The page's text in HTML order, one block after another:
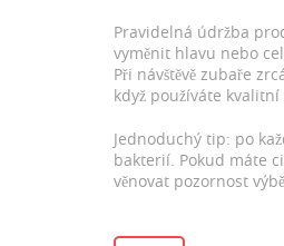
Pravidelná údržba
vyměnit hlavu nebo
Při návštěvě zubaře
když používáte
Jednoduchý tip: po
bakterií. Pokud máte
věnovat pozornost